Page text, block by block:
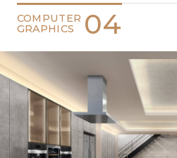
COMPUTER
GRAPHICS
04